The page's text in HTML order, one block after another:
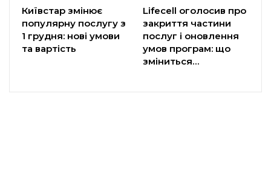
Київстар змінює
популярну послугу з
1 грудня: нові умови
та вартість
Lifecell оголосив про
закриття частини
послуг і оновлення
умов програм: що
зміниться…